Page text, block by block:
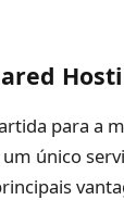
para a
único